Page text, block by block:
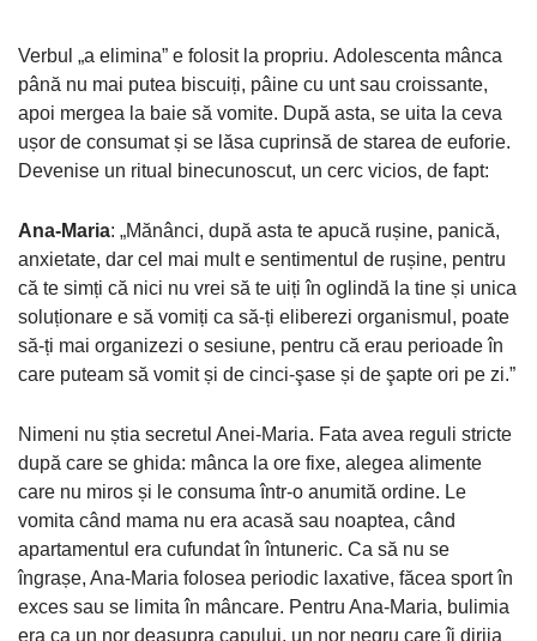
Verbul „a elimina” e folosit la propriu. Adolescenta mânca
până nu mai putea biscuiți, pâine cu unt sau croissante,
apoi mergea la baie să vomite. După asta, se uita la ceva
ușor de consumat și se lăsa cuprinsă de starea de euforie.
Devenise un ritual binecunoscut, un cerc vicios, de fapt:
Ana-Maria: „Mănânci, după asta te apucă rușine, panică,
anxietate, dar cel mai mult e sentimentul de rușine, pentru
că te simți că nici nu vrei să te uiți în oglindă la tine și unica
soluționare e să vomiți ca să-ți eliberezi organismul, poate
să-ți mai organizezi o sesiune, pentru că erau perioade în
care puteam să vomit și de cinci-şase și de şapte ori pe zi.”
Nimeni nu știa secretul Anei-Maria. Fata avea reguli stricte
după care se ghida: mânca la ore fixe, alegea alimente
care nu miros și le consuma într-o anumită ordine. Le
vomita când mama nu era acasă sau noaptea, când
apartamentul era cufundat în întuneric. Ca să nu se
îngrașe, Ana-Maria folosea periodic laxative, făcea sport în
exces sau se limita în mâncare. Pentru Ana-Maria, bulimia
era ca un nor deasupra capului, un nor negru care îi dirija